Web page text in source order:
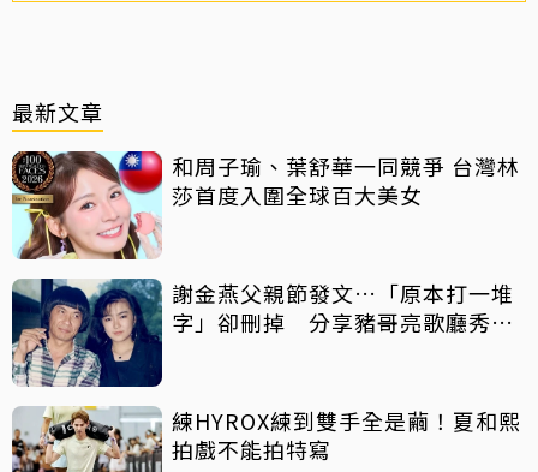
最新文章
和周子瑜、葉舒華一同競爭 台灣林
莎首度入圍全球百大美女
謝金燕父親節發文…「原本打一堆
字」卻刪掉 分享豬哥亮歌廳秀歌
練HYROX練到雙手全是繭！夏和熙
拍戲不能拍特寫